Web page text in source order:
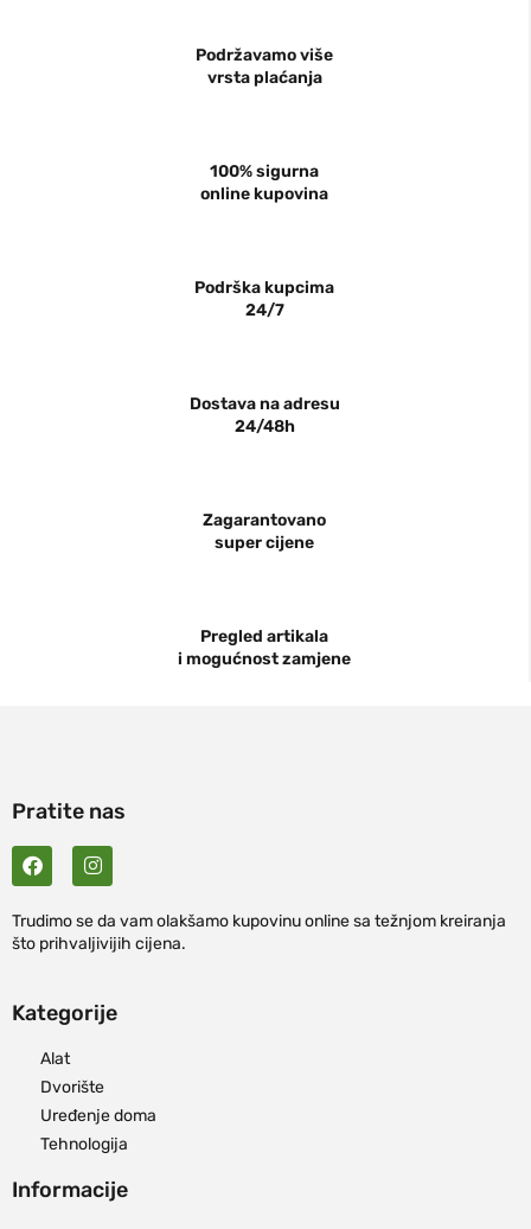
Podržavamo više
vrsta plaćanja
100% sigurna
online kupovina
Podrška kupcima
24/7
Dostava na adresu
24/48h
Zagarantovano
super cijene
Pregled artikala
i mogućnost zamjene
Pratite nas
Trudimo se da vam olakšamo kupovinu online sa težnjom kreiranja
što prihvaljivijih cijena.
Kategorije
Alat
Dvorište
Uređenje doma
Tehnologija
Informacije